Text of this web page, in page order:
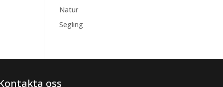
Natur
Segling
oss